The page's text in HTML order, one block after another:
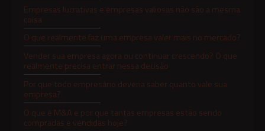
Empresas lucrativas e empresas valiosas não são a mesma
coisa
O que realmente faz uma empresa valer mais no mercado?
Vender sua empresa agora ou continuar crescendo? O que
realmente precisa entrar nessa decisão
Por que todo empresário deveria saber quanto vale sua
empresa?
O que é M&A e por que tantas empresas estão sendo
compradas e vendidas hoje?